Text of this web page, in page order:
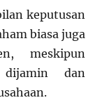
keputusan
biasa juga
meskipun
dan